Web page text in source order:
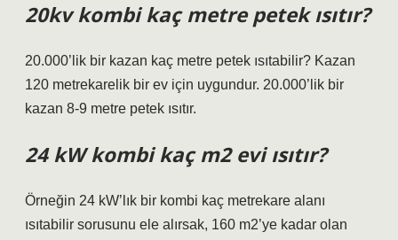
20kv kombi kaç metre petek ısıtır?
20.000’lik bir kazan kaç metre petek ısıtabilir? Kazan
120 metrekarelik bir ev için uygundur. 20.000’lik bir
kazan 8-9 metre petek ısıtır.
24 kW kombi kaç m2 evi ısıtır?
Örneğin 24 kW’lık bir kombi kaç metrekare alanı
ısıtabilir sorusunu ele alırsak, 160 m2’ye kadar olan